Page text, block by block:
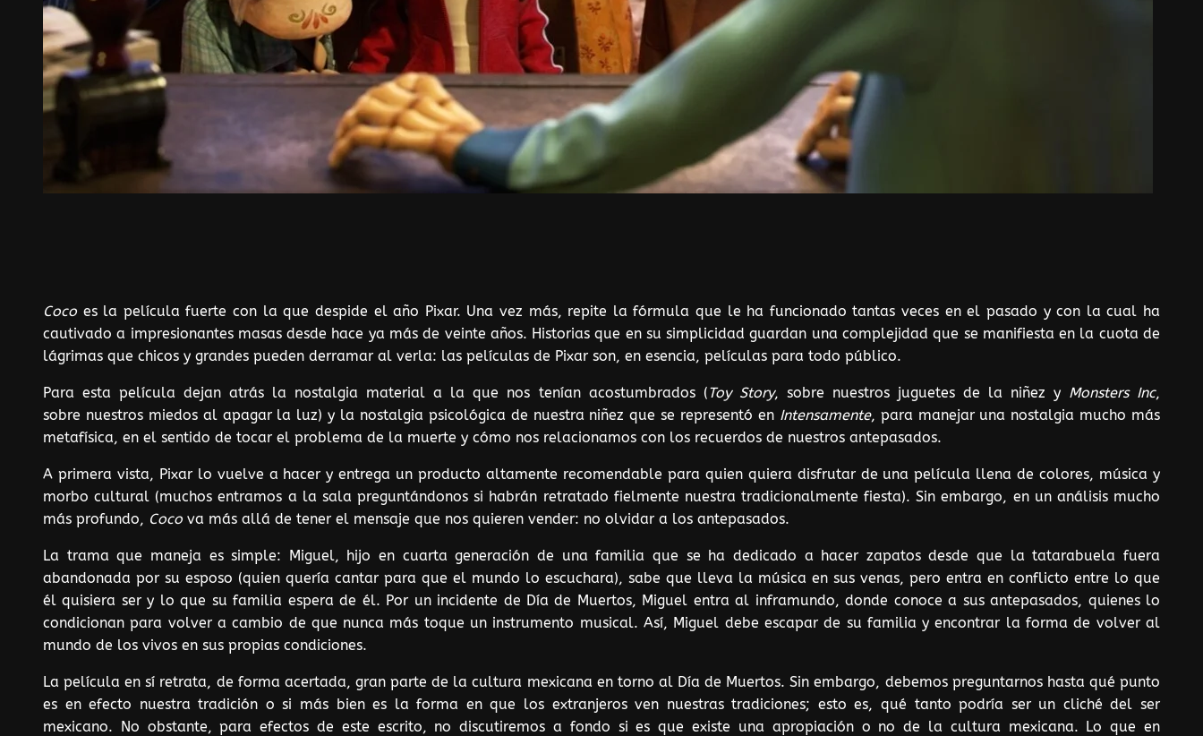
Coco es la película fuerte con la que despide el año Pixar. Una vez más, repite la fórmula que le ha funcionado tantas veces en el pasado y con la cual ha
cautivado a impresionantes masas desde hace ya más de veinte años. Historias que en su simplicidad guardan una complejidad que se manifiesta en la cuota de
lágrimas que chicos y grandes pueden derramar al verla: las películas de Pixar son, en esencia, películas para todo público.
Para esta película dejan atrás la nostalgia material a la que nos tenían acostumbrados (Toy Story, sobre nuestros juguetes de la niñez y Monsters Inc,
sobre nuestros miedos al apagar la luz) y la nostalgia psicológica de nuestra niñez que se representó en Intensamente, para manejar una nostalgia mucho más
metafísica, en el sentido de tocar el problema de la muerte y cómo nos relacionamos con los recuerdos de nuestros antepasados.
A primera vista, Pixar lo vuelve a hacer y entrega un producto altamente recomendable para quien quiera disfrutar de una película llena de colores, música y
morbo cultural (muchos entramos a la sala preguntándonos si habrán retratado fielmente nuestra tradicionalmente fiesta). Sin embargo, en un análisis mucho
más profundo, Coco va más allá de tener el mensaje que nos quieren vender: no olvidar a los antepasados.
La trama que maneja es simple: Miguel, hijo en cuarta generación de una familia que se ha dedicado a hacer zapatos desde que la tatarabuela fuera
abandonada por su esposo (quien quería cantar para que el mundo lo escuchara), sabe que lleva la música en sus venas, pero entra en conflicto entre lo que
él quisiera ser y lo que su familia espera de él. Por un incidente de Día de Muertos, Miguel entra al inframundo, donde conoce a sus antepasados, quienes lo
condicionan para volver a cambio de que nunca más toque un instrumento musical. Así, Miguel debe escapar de su familia y encontrar la forma de volver al
mundo de los vivos en sus propias condiciones.
La película en sí retrata, de forma acertada, gran parte de la cultura mexicana en torno al Día de Muertos. Sin embargo, debemos preguntarnos hasta qué punto
es en efecto nuestra tradición o si más bien es la forma en que los extranjeros ven nuestras tradiciones; esto es, qué tanto podría ser un cliché del ser
mexicano. No obstante, para efectos de este escrito, no discutiremos a fondo si es que existe una apropiación o no de la cultura mexicana. Lo que en